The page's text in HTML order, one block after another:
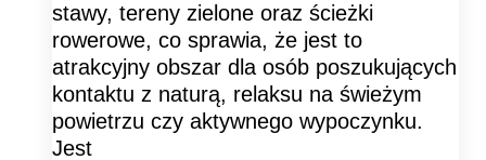
stawy, tereny zielone oraz ścieżki
rowerowe, co sprawia, że jest to
atrakcyjny obszar dla osób poszukujących
kontaktu z naturą, relaksu na świeżym
powietrzu czy aktywnego wypoczynku.
Jest